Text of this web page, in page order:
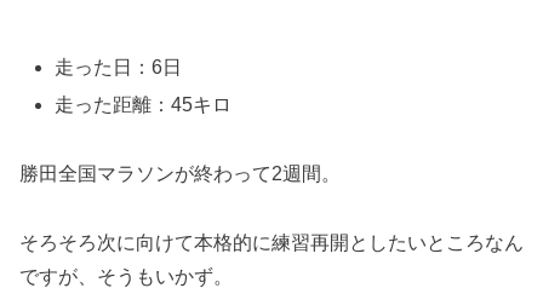
走った日：6日
走った距離：45キロ
勝田全国マラソンが終わって2週間。
そろそろ次に向けて本格的に練習再開としたいところなん
ですが、そうもいかず。